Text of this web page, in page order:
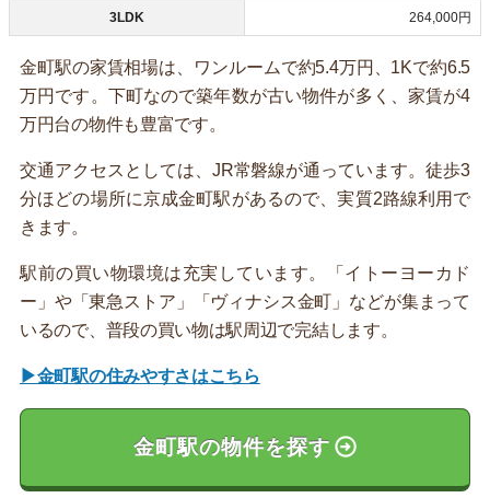
3LDK 264,000円
金町駅の家賃相場は、ワンルームで約5.4万円、1Kで約6.5
万円です。下町なので築年数が古い物件が多く、家賃が4
万円台の物件も豊富です。
交通アクセスとしては、JR常磐線が通っています。徒歩3
分ほどの場所に京成金町駅があるので、実質2路線利用で
きます。
駅前の買い物環境は充実しています。「イトーヨーカド
ー」や「東急ストア」「ヴィナシス金町」などが集まって
いるので、普段の買い物は駅周辺で完結します。
▶金町駅の住みやすさはこちら
金町駅の物件を探す